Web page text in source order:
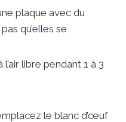
plaque avec du
qu’elles se
libre pendant 1 à 3
le blanc d’œuf